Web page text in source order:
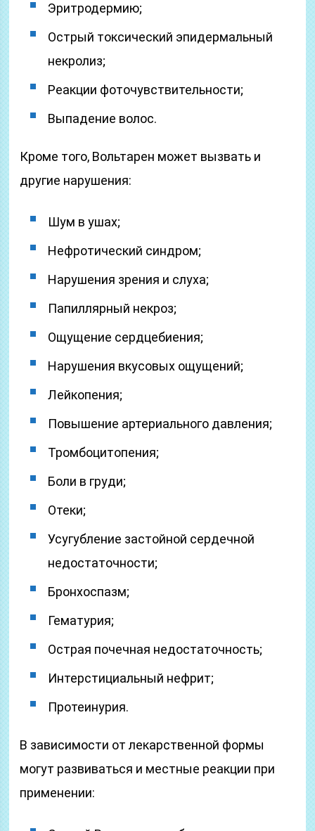
Эритродермию;
Острый токсический эпидермальный
некролиз;
Реакции фоточувствительности;
Выпадение волос.
Кроме того, Вольтарен может вызвать и
другие нарушения:
Шум в ушах;
Нефротический синдром;
Нарушения зрения и слуха;
Папиллярный некроз;
Ощущение сердцебиения;
Нарушения вкусовых ощущений;
Лейкопения;
Повышение артериального давления;
Тромбоцитопения;
Боли в груди;
Отеки;
Усугубление застойной сердечной
недостаточности;
Бронхоспазм;
Гематурия;
Острая почечная недостаточность;
Интерстициальный нефрит;
Протеинурия.
В зависимости от лекарственной формы
могут развиваться и местные реакции при
применении: